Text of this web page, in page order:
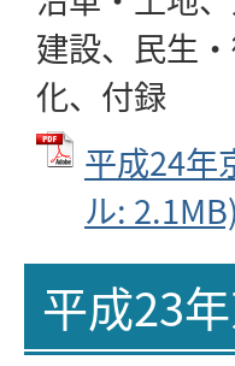
建設、民生
化、付録
平成24年
ル: 2.1MB)
平成23